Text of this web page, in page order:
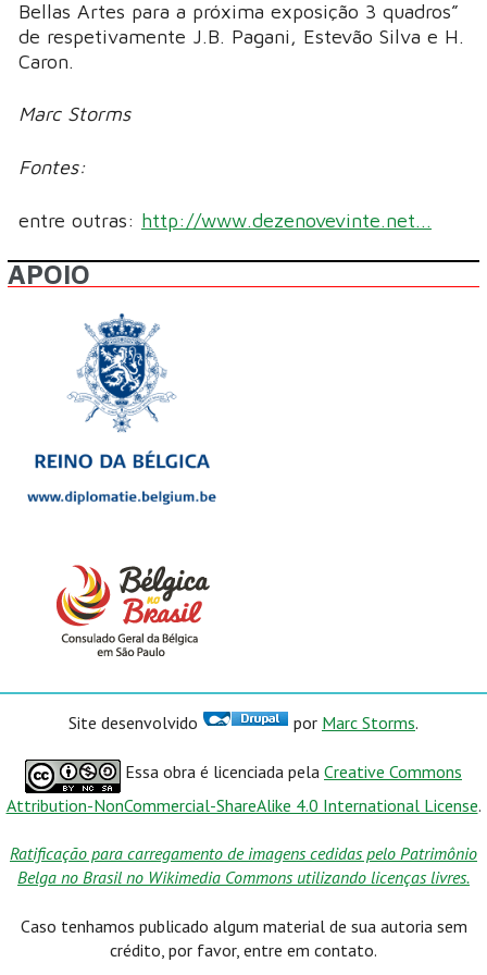
Bellas Artes para a próxima exposição 3 quadros”
de respetivamente J.B. Pagani, Estevão Silva e H.
Caron.
Marc Storms
Fontes:
entre outras: http://www.dezenovevinte.net...
APOIO
Site desenvolvido por Marc Storms.
Essa obra é licenciada pela Creative Commons
Attribution-NonCommercial-ShareAlike 4.0 International License.
Ratificação para carregamento de imagens cedidas pelo Patrimônio
Belga no Brasil no Wikimedia Commons utilizando licenças livres.
Caso tenhamos publicado algum material de sua autoria sem
crédito, por favor, entre em contato.